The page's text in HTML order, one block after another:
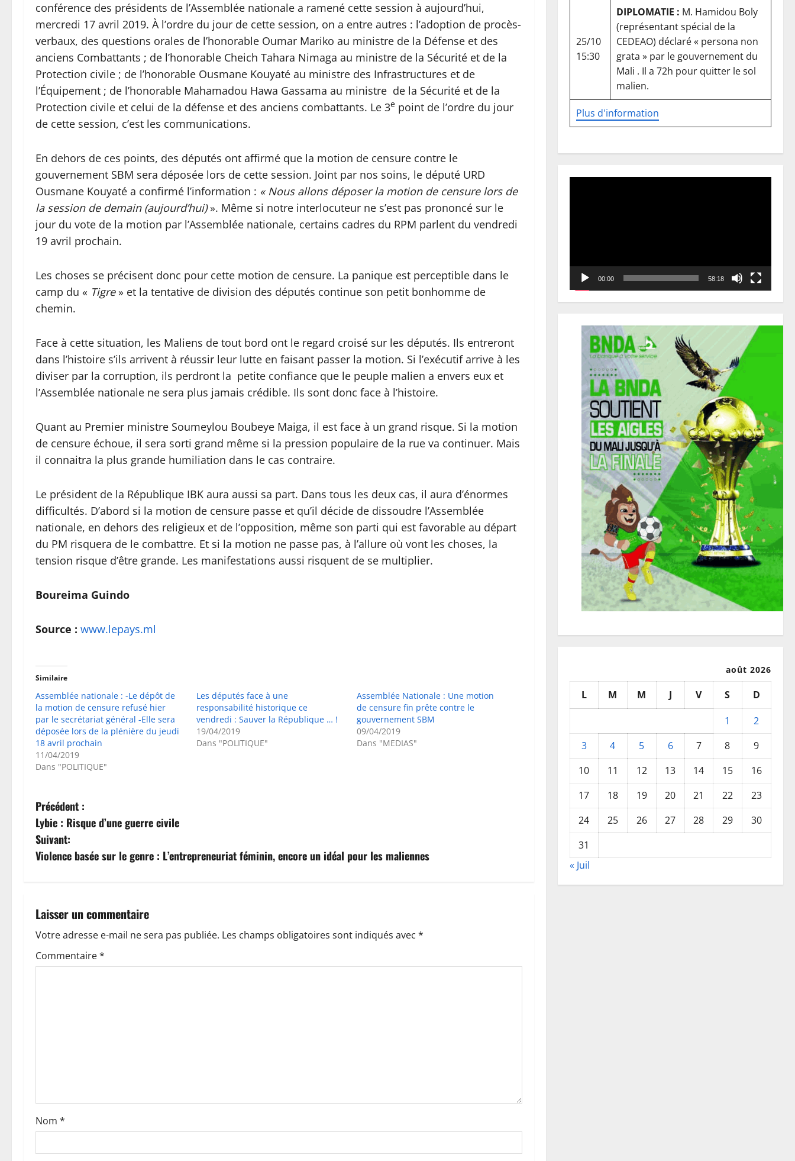
conférence des présidents de l’Assemblée nationale a ramené cette session à aujourd’hui,
mercredi 17 avril 2019. À l’ordre du jour de cette session, on a entre autres : l’adoption de procès-
verbaux, des questions orales de l’honorable Oumar Mariko au ministre de la Défense et des
anciens Combattants ; de l’honorable Cheich Tahara Nimaga au ministre de la Sécurité et de la
Protection civile ; de l’honorable Ousmane Kouyaté au ministre des Infrastructures et de
l’Équipement ; de l’honorable Mahamadou Hawa Gassama au ministre de la Sécurité et de la
Protection civile et celui de la défense et des anciens combattants. Le 3e point de l’ordre du jour
de cette session, c’est les communications.
En dehors de ces points, des députés ont affirmé que la motion de censure contre le
gouvernement SBM sera déposée lors de cette session. Joint par nos soins, le député URD
Ousmane Kouyaté a confirmé l’information : « Nous allons déposer la motion de censure lors de
la session de demain (aujourd’hui)». Même si notre interlocuteur ne s’est pas prononcé sur le
jour du vote de la motion par l’Assemblée nationale, certains cadres du RPM parlent du vendredi
19 avril prochain.
Les choses se précisent donc pour cette motion de censure. La panique est perceptible dans le
camp du « Tigre» et la tentative de division des députés continue son petit bonhomme de
chemin.
Face à cette situation, les Maliens de tout bord ont le regard croisé sur les députés. Ils entreront
dans l’histoire s’ils arrivent à réussir leur lutte en faisant passer la motion. Si l’exécutif arrive à les
diviser par la corruption, ils perdront la petite confiance que le peuple malien a envers eux et
l’Assemblée nationale ne sera plus jamais crédible. Ils sont donc face à l’histoire.
Quant au Premier ministre Soumeylou Boubeye Maiga, il est face à un grand risque. Si la motion
de censure échoue, il sera sorti grand même si la pression populaire de la rue va continuer. Mais
il connaitra la plus grande humiliation dans le cas contraire.
Le président de la République IBK aura aussi sa part. Dans tous les deux cas, il aura d’énormes
difficultés. D’abord si la motion de censure passe et qu’il décide de dissoudre l’Assemblée
nationale, en dehors des religieux et de l’opposition, même son parti qui est favorable au départ
du PM risquera de le combattre. Et si la motion ne passe pas, à l’allure où vont les choses, la
tension risque d’être grande. Les manifestations aussi risquent de se multiplier.
Boureima Guindo
Source : www.lepays.ml
Similaire
Assemblée nationale : -Le dépôt de
la motion de censure refusé hier
par le secrétariat général -Elle sera
déposée lors de la plénière du jeudi
18 avril prochain
11/04/2019
Dans "POLITIQUE"
Les députés face à une
responsabilité historique ce
vendredi : Sauver la République … !
19/04/2019
Dans "POLITIQUE"
Assemblée Nationale : Une motion
de censure fin prête contre le
gouvernement SBM
09/04/2019
Dans "MEDIAS"
N
a
v
g
a
t
a
r
Précédent :
Lybie : Risque d’une guerre civile
Suivant:
Violence basée sur le genre : L’entrepreneuriat féminin, encore un idéal pour les maliennes
Laisser un commentaire
Votre adresse e-mail ne sera pas publiée. Les champs obligatoires sont indiqués avec *
Commentaire*
Nom *
Plus d'information
25/10
15:30
DIPLOMATIE : M. Hamidou Boly
(représentant spécial de la
CEDEAO) déclaré « persona non
grata » par le gouvernement du
Mali . Il a 72h pour quitter le sol
malien.
00:00 58:18
août 2026
L M M J V S
D
1
2
3
4 5 6 7 8
9
10
11 12 13 14 15
16
17
18 19 20 21 22
23
24
25 26 27 28 29
30
31
« Juil